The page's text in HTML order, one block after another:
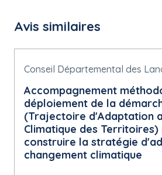
Avis similaires
Conseil Départemental des
Accompagnement
déploiement de la
(Trajectoire d'Adaptation
Climatique des Territoires)
construire la stratégie
changement climatique